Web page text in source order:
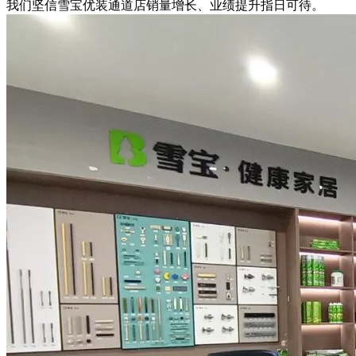
我们坚信雪宝优装通道店销量增长、业绩提升指日可待。